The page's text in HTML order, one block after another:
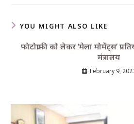
YOU MIGHT ALSO LIKE
फोटोग्राफी को लेकर ‘मेला मोमेंट्स’
मंत्रालय
February 9,